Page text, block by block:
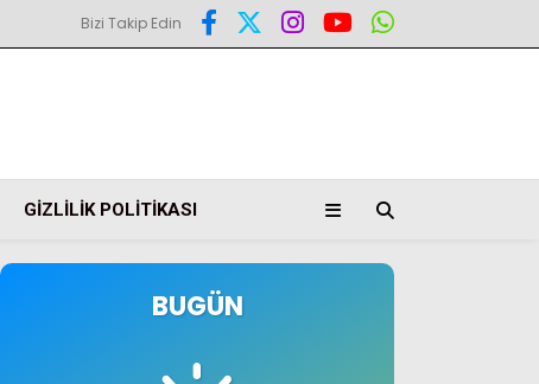
Bizi Takip Edin
GIZLILIK POLITIKASI
BUGÜN